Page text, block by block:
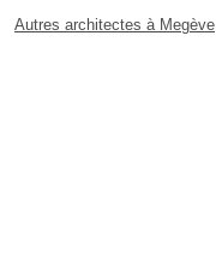
Autres architectes à Megève